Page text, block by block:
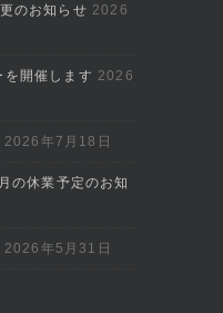
のお知らせ 2026
開催します 2026
2026年7月18日
の休業予定のお知
2026年5月31日